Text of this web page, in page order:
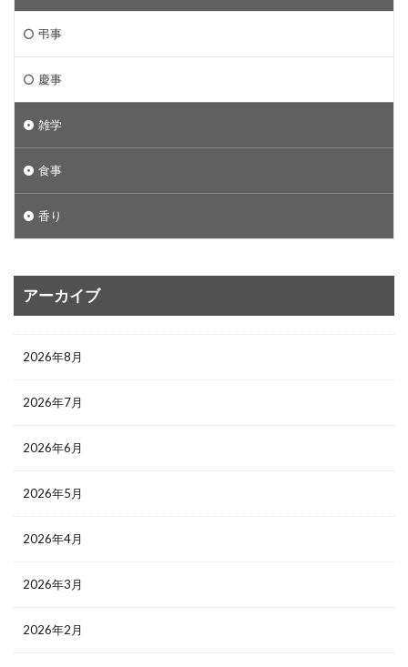
弔事
慶事
雑学
食事
香り
アーカイブ
2026年8月
2026年7月
2026年6月
2026年5月
2026年4月
2026年3月
2026年2月